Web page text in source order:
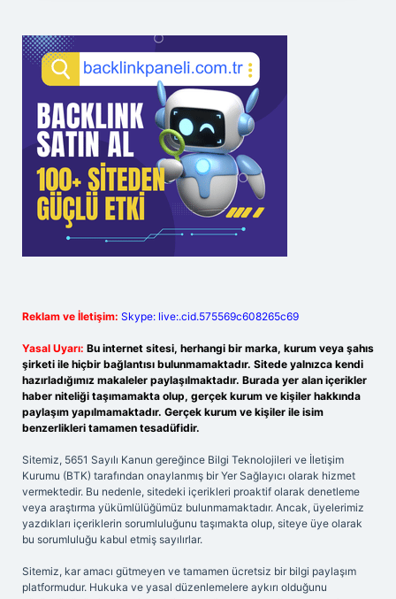
Reklam ve İletişim: Skype: live:.cid.575569c608265c69
Yasal Uyarı: Bu internet sitesi, herhangi bir marka, kurum veya şahıs
şirketi ile hiçbir bağlantısı bulunmamaktadır. Sitede yalnızca kendi
hazırladığımız makaleler paylaşılmaktadır. Burada yer alan içerikler
haber niteliği taşımamakta olup, gerçek kurum ve kişiler hakkında
paylaşım yapılmamaktadır. Gerçek kurum ve kişiler ile isim
benzerlikleri tamamen tesadüfidir.
Sitemiz, 5651 Sayılı Kanun gereğince Bilgi Teknolojileri ve İletişim
Kurumu (BTK) tarafından onaylanmış bir Yer Sağlayıcı olarak hizmet
vermektedir. Bu nedenle, sitedeki içerikleri proaktif olarak denetleme
veya araştırma yükümlülüğümüz bulunmamaktadır. Ancak, üyelerimiz
yazdıkları içeriklerin sorumluluğunu taşımakta olup, siteye üye olarak
bu sorumluluğu kabul etmiş sayılırlar.
Sitemiz, kar amacı gütmeyen ve tamamen ücretsiz bir bilgi paylaşım
platformudur. Hukuka ve yasal düzenlemelere aykırı olduğunu